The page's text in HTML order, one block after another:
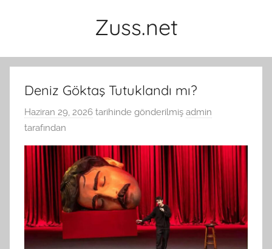
Zuss.net
Deniz Göktaş Tutuklandı mı?
Haziran 29, 2026 tarihinde gönderilmiş admin
tarafından